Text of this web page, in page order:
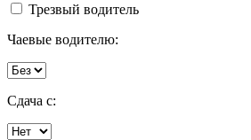
Трезвый водитель
Чаевые водителю:
Сдача с: